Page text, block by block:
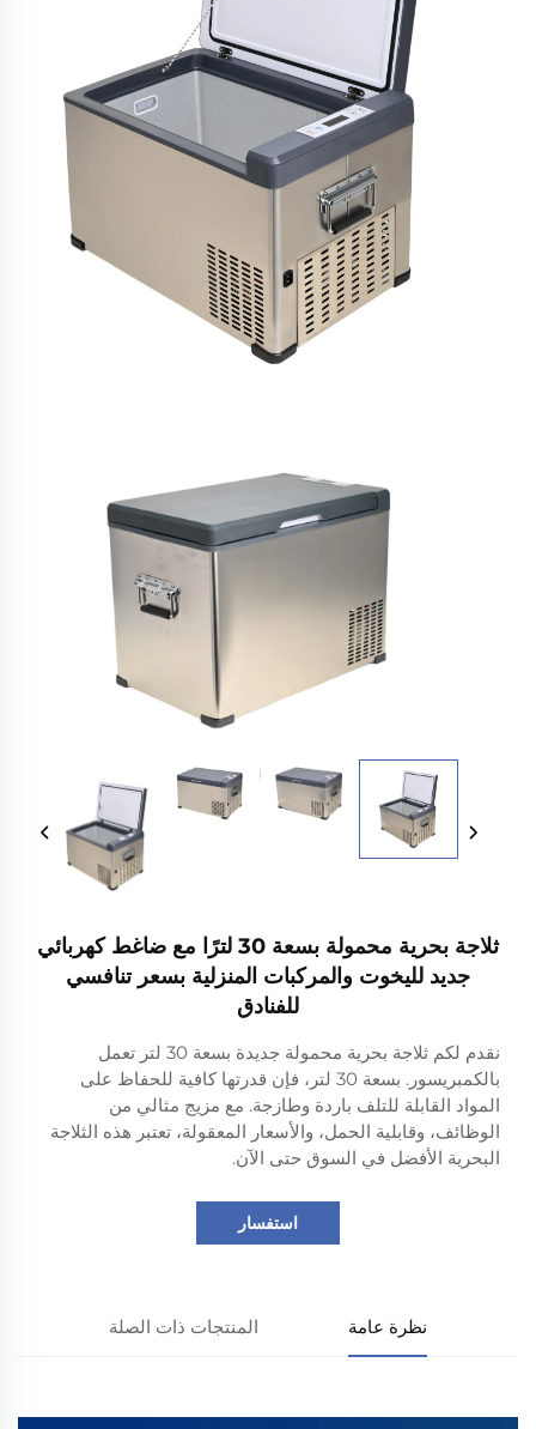
ثلاجة بحرية محمولة بسعة 30 لترًا مع ضاغط كهربائي
جديد لليخوت والمركبات المنزلية بسعر تنافسي
للفنادق
نقدم لكم ثلاجة بحرية محمولة جديدة بسعة 30 لتر تعمل
بالكمبريسور. بسعة 30 لتر، فإن قدرتها كافية للحفاظ على
المواد القابلة للتلف باردة وطازجة. مع مزيج مثالي من
الوظائف، وقابلية الحمل، والأسعار المعقولة، تعتبر هذه الثلاجة
البحرية الأفضل في السوق حتى الآن.
استفسار
نظرة عامة المنتجات ذات الصلة